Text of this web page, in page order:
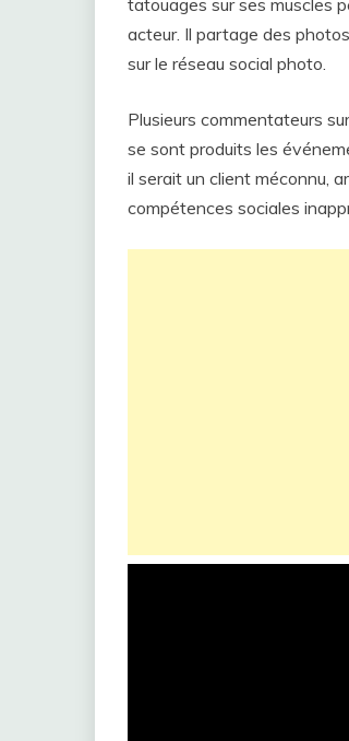
tatouages ​​sur ses muscles
acteur. Il partage des
sur le réseau social photo.
Plusieurs commentateurs
se sont produits les
il serait un client méconnu,
compétences sociales